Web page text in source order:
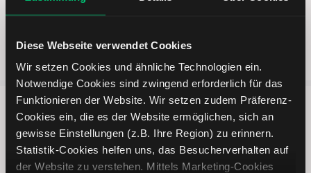
Diese Webseite verwendet Cookies
Wir setzen Cookies und ähnliche Technologien ein.
Notwendige Cookies sind zwingend erforderlich für das
Funktionieren der Website. Wir setzen zudem Präferenz-
Cookies ein, die es der Website ermöglichen, sich an
gewisse Einstellungen (z.B. Ihre Region) zu erinnern.
Statistik-Cookies helfen uns, das Besucherverhalten auf
der Website zu verstehen. Mittels Marketing-Cookies
5 entscheidende Vorteile vom
Online Broker LYNX